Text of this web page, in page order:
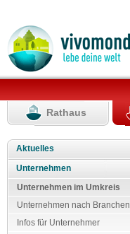
Rathaus
Aktuelles
Unternehmen
Unternehmen im Umkreis
Unternehmen nach Branchen
Infos für Unternehmer